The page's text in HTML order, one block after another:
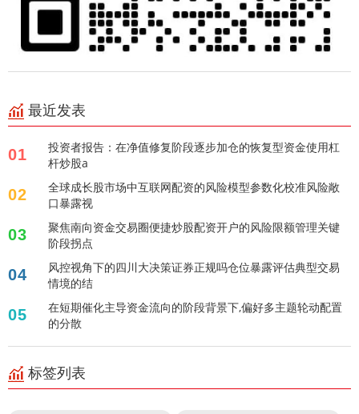
最近发表
01
投资者报告：在净值修复阶段逐步加仓的恢复型资金使用杠
杆炒股a
02
全球成长股市场中互联网配资的风险模型参数化校准风险敞
口暴露视
03
聚焦南向资金交易圈便捷炒股配资开户的风险限额管理关键
阶段拐点
04
风控视角下的四川大决策证券正规吗仓位暴露评估典型交易
情境的结
05
在短期催化主导资金流向的阶段背景下,偏好多主题轮动配置
的分散
标签列表